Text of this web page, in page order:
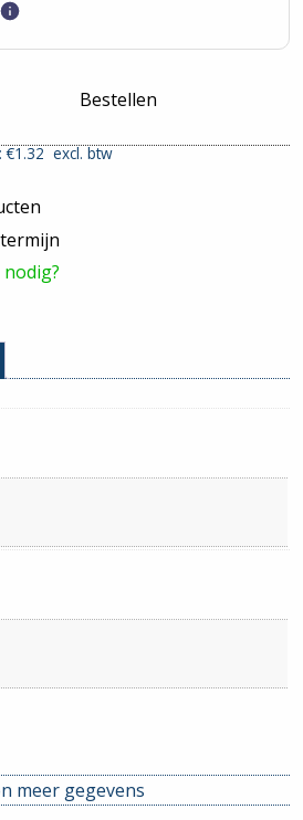
Bestellen
€1.32excl. btw
meer gegevens